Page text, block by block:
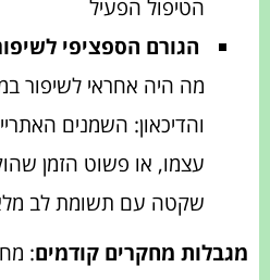
הטיפול הפעיל
הגורם הספציפי לשיפור
מה היה אחראי לשיפור
והדיכאון: השמנים
עצמו, או פשוט הזמן
שקטה עם תשומת לב
מגבלות מחקרים קודמים: